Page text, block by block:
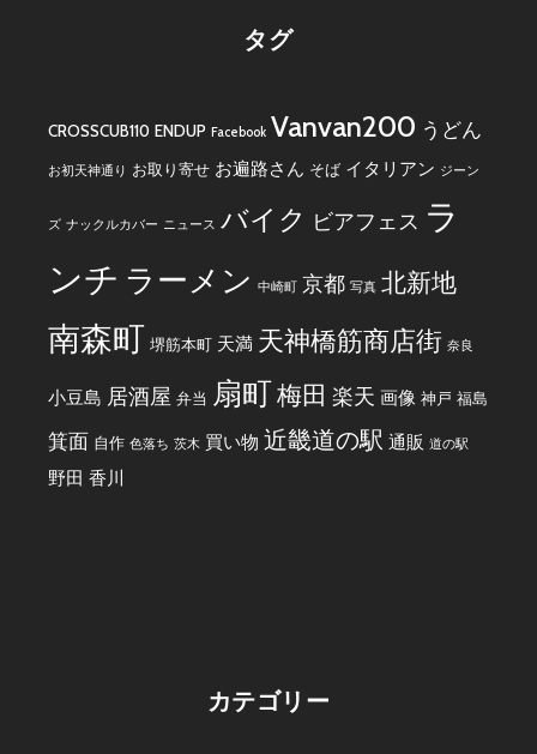
タグ
CROSSCUB110 ENDUP Facebook Vanvan200 うどん
お初天神通り お取り寄せ お遍路さん そば イタリアン ジーン
ズ ナックルカバー ニュース バイク ビアフェス ラ
ンチ ラーメン 中崎町 京都 写真 北新地
南森町 堺筋本町 天満 天神橋筋商店街 奈良
小豆島 居酒屋 弁当 扇町梅田 楽天 画像 神戸 福島
箕面 自作 色落ち 茨木 買い物 近畿道の駅 通販 道の駅
野田 香川
カテゴリー